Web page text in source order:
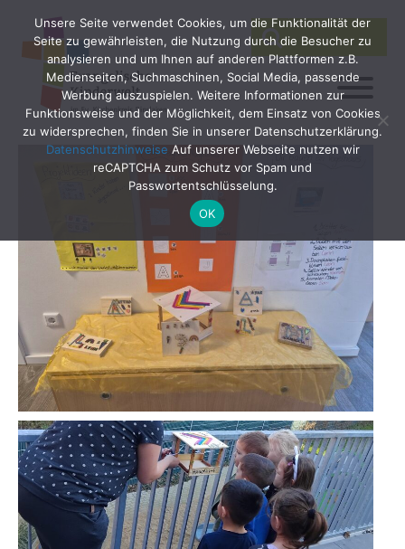
Search
for:
SEARCH
Unsere Seite verwendet Cookies, um die Funktionalität der
Seite zu gewährleisten, die Nutzung durch die Besucher zu
analysieren und um Ihnen auf anderen Plattformen z.B.
Medienseiten, Suchmaschinen, Social Media, passende
Werbung auszuspielen. Weitere Informationen zur
Funktionsweise und der Möglichkeit, dem Einsatz von Cookies
zu widersprechen, finden Sie in unserer Datenschutzerklärung.
Datenschutzhinweise Auf unserer Webseite nutzen wir
reCAPTCHA zum Schutz vor Spam und
Passwortentschlüsselung.
OK